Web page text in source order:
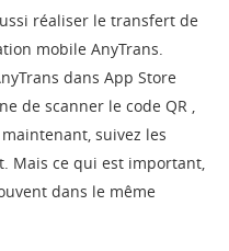
réaliser le transfert de
mobile AnyTrans.
dans App Store
de scanner le code QR ,
suivez les
Mais ce qui est important,
dans le même